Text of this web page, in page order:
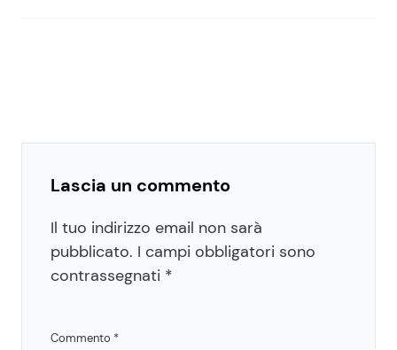
Lascia un commento
Il tuo indirizzo email non sarà
pubblicato. I campi obbligatori sono
contrassegnati *
Commento *